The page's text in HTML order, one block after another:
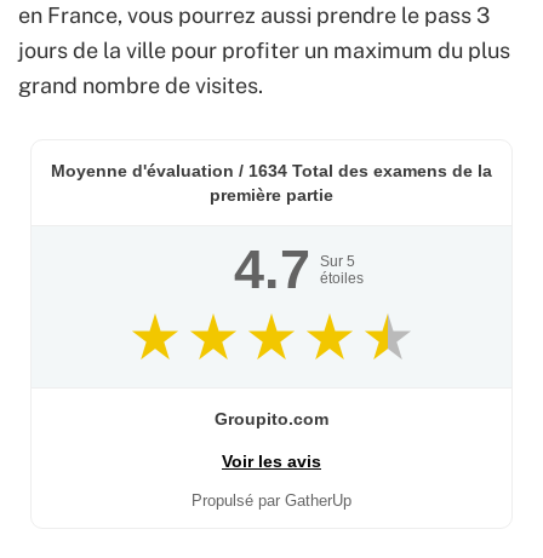
en France, vous pourrez aussi prendre le pass 3
jours de la ville pour profiter un maximum du plus
grand nombre de visites.
Moyenne d'évaluation / 1634 Total des examens de la
première partie
4.7 Sur 5
étoiles
Groupito.com
Voir les avis
Propulsé par GatherUp